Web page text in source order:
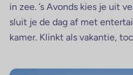
in zee. ’s Avonds kies je uit
sluit je de dag af met
kamer. Klinkt als vakantie,